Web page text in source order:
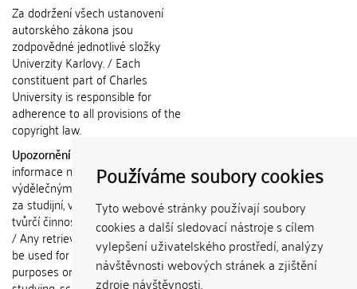
Používáme soubory cookies
Tyto webové stránky používají soubory
cookies a další sledovací nástroje s cílem
vylepšení uživatelského prostředí, analýzy
návštěvnosti webových stránek a zjištění
zdroje návštěvnosti.
Za dodržení všech ustanovení
autorského zákona jsou
zodpovědné jednotlivé složky
Univerzity Karlovy. / Each
constituent part of Charles
University is responsible for
adherence to all provisions of the
copyright law.
Upozornění / Notice:
informace nemohou být použity k
výdělečným účelům nebo vydávány
za studijní, vědeckou nebo jinou
tvůrčí činnost jiné osoby než autora.
/ Any retrieved information shall not
be used for any commercial
purposes or claimed as results of